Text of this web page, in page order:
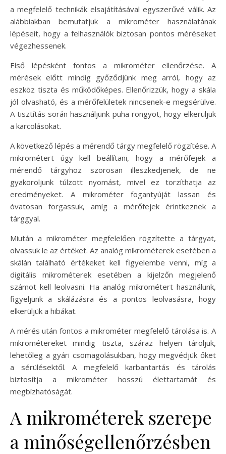
a megfelelő technikák elsajátításával egyszerűvé válik. Az
alábbiakban bemutatjuk a mikrométer használatának
lépéseit, hogy a felhasználók biztosan pontos méréseket
végezhessenek.
Első lépésként fontos a mikrométer ellenőrzése. A
mérések előtt mindig győződjünk meg arról, hogy az
eszköz tiszta és működőképes. Ellenőrizzük, hogy a skála
jól olvasható, és a mérőfelületek nincsenek-e megsérülve.
A tisztítás során használjunk puha rongyot, hogy elkerüljük
a karcolásokat.
A következő lépés a mérendő tárgy megfelelő rögzítése. A
mikrométert úgy kell beállítani, hogy a mérőfejek a
mérendő tárgyhoz szorosan illeszkedjenek, de ne
gyakoroljunk túlzott nyomást, mivel ez torzíthatja az
eredményeket. A mikrométer fogantyúját lassan és
óvatosan forgassuk, amíg a mérőfejek érintkeznek a
tárggyal.
Miután a mikrométer megfelelően rögzítette a tárgyat,
olvassuk le az értéket. Az analóg mikrométerek esetében a
skálán található értékeket kell figyelembe venni, míg a
digitális mikrométerek esetében a kijelzőn megjelenő
számot kell leolvasni. Ha analóg mikrométert használunk,
figyeljünk a skálázásra és a pontos leolvasásra, hogy
elkerüljük a hibákat.
A mérés után fontos a mikrométer megfelelő tárolása is. A
mikrométereket mindig tiszta, száraz helyen tároljuk,
lehetőleg a gyári csomagolásukban, hogy megvédjük őket
a sérülésektől. A megfelelő karbantartás és tárolás
biztosítja a mikrométer hosszú élettartamát és
megbízhatóságát.
A mikrométerek szerepe
a minőségellenőrzésben